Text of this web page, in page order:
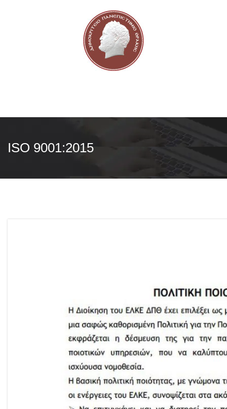
ISO 9001:2015